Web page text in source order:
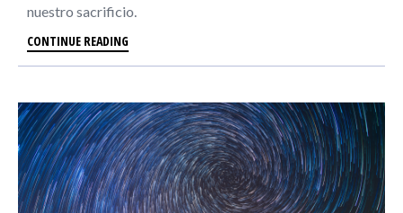
nuestro sacrificio.
CONTINUE READING